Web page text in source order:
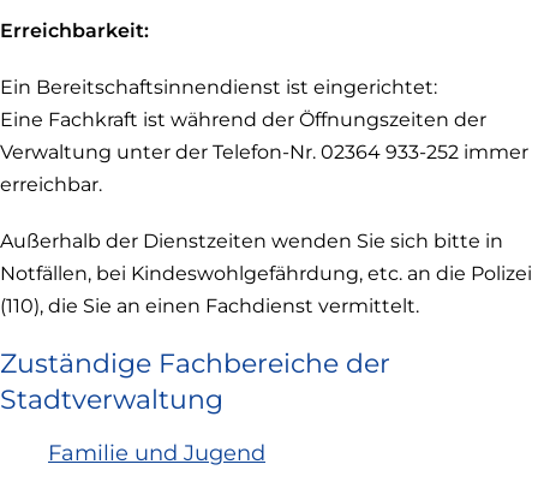
Erreichbarkeit:
Ein Bereitschaftsinnendienst ist eingerichtet:
Eine Fachkraft ist während der Öffnungszeiten der
Verwaltung unter der Telefon-Nr. 02364 933-252 immer
erreichbar.
Außerhalb der Dienstzeiten wenden Sie sich bitte in
Notfällen, bei Kindeswohlgefährdung, etc. an die Polizei
(110), die Sie an einen Fachdienst vermittelt.
Zuständige Fachbereiche der
Stadtverwaltung
Familie und Jugend